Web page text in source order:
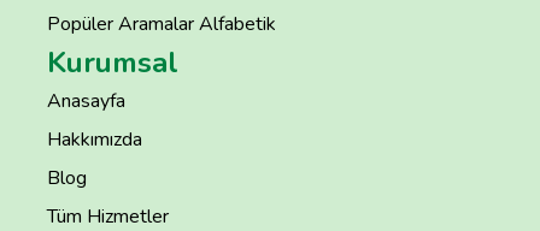
Popüler Aramalar Alfabetik
Kurumsal
Anasayfa
Hakkımızda
Blog
Tüm Hizmetler